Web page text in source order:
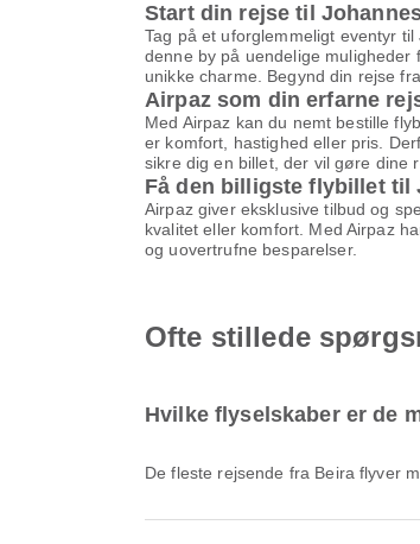
Start din rejse til
Tag på et uforglemmeligt eventyr
denne by på uendelige
unikke charme. Begynd din rejse
Airpaz som din erfarne
Med Airpaz kan du nemt bestille
er komfort, hastighed eller pris.
sikre dig en billet, der vil gøre dine
Få den billigste flybillet til
Airpaz giver eksklusive tilbud og
kvalitet eller komfort. Med Airpaz
og uovertrufne besparelser.
Ofte stillede
Hvilke flyselskaber er de
De fleste rejsende fra Beira flyver